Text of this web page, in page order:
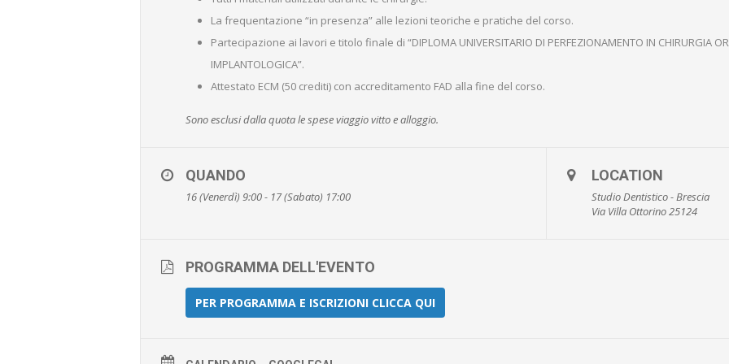
La frequentazione “in presenza” alle lezioni teoriche e pratiche del corso.
Partecipazione ai lavori e titolo finale di “DIPLOMA UNIVERSITARIO DI PERFEZIONAMENTO IN CHIRURGIA
IMPLANTOLOGICA”.
Attestato ECM (50 crediti) con accreditamento FAD alla fine del corso.
Sono esclusi dalla quota le spese viaggio vitto e alloggio.
QUANDO
16 (Venerdì) 9:00 - 17 (Sabato) 17:00
LOCATION
Studio Dentistico - Brescia
Via Villa Ottorino 25124
PROGRAMMA DELL'EVENTO
PER PROGRAMMA E ISCRIZIONI CLICCA QUI